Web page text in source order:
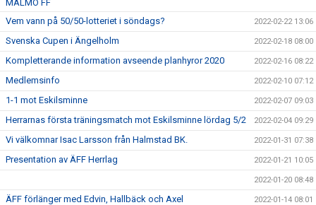
MALMÖ FF
Vem vann på 50/50-lotteriet i söndags? 2022-02-22 13:06
Svenska Cupen i Ängelholm 2022-02-18 08:00
Kompletterande information avseende planhyror 2020 2022-02-16 08:22
Medlemsinfo 2022-02-10 07:12
1-1 mot Eskilsminne 2022-02-07 09:03
Herrarnas första träningsmatch mot Eskilsminne lördag 5/2 2022-02-04 09:29
Vi välkomnar Isac Larsson från Halmstad BK. 2022-01-31 07:38
Presentation av ÄFF Herrlag 2022-01-21 10:05
2022-01-20 08:48
ÄFF förlänger med Edvin, Hallbäck och Axel 2022-01-14 08:01